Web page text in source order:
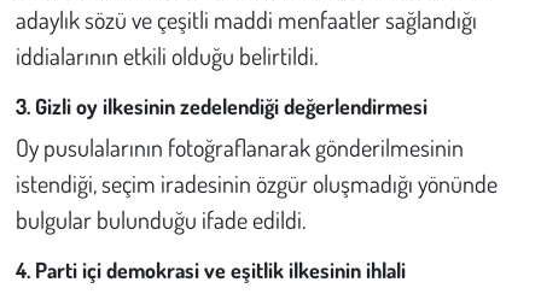
adaylık sözü ve çeşitli maddi menfaatler sağlandığı
iddialarının etkili olduğu belirtildi.
3. Gizli oy ilkesinin zedelendiği değerlendirmesi
Oy pusulalarının fotoğraflanarak gönderilmesinin
istendiği, seçim iradesinin özgür oluşmadığı yönünde
bulgular bulunduğu ifade edildi.
4. Parti içi demokrasi ve eşitlik ilkesinin ihlali